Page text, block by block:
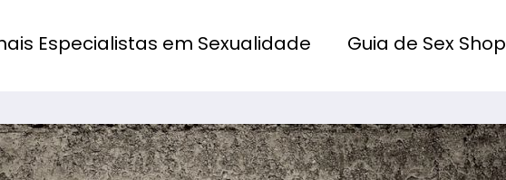
Especialistas em Sexualidade Guia de Sex Shop